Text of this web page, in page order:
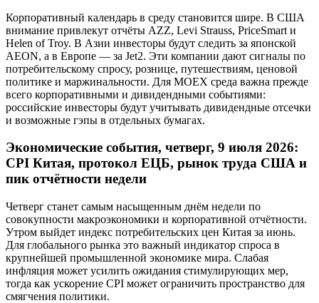
Корпоративный календарь в среду становится шире. В США
внимание привлекут отчёты AZZ, Levi Strauss, PriceSmart и
Helen of Troy. В Азии инвесторы будут следить за японской
AEON, а в Европе — за Jet2. Эти компании дают сигналы по
потребительскому спросу, рознице, путешествиям, ценовой
политике и маржинальности. Для MOEX среда важна прежде
всего корпоративными и дивидендными событиями:
российские инвесторы будут учитывать дивидендные отсечки
и возможные гэпы в отдельных бумагах.
Экономические события, четверг, 9 июля 2026:
CPI Китая, протокол ЕЦБ, рынок труда США и
пик отчётности недели
Четверг станет самым насыщенным днём недели по
совокупности макроэкономики и корпоративной отчётности.
Утром выйдет индекс потребительских цен Китая за июнь.
Для глобального рынка это важный индикатор спроса в
крупнейшей промышленной экономике мира. Слабая
инфляция может усилить ожидания стимулирующих мер,
тогда как ускорение CPI может ограничить пространство для
смягчения политики.